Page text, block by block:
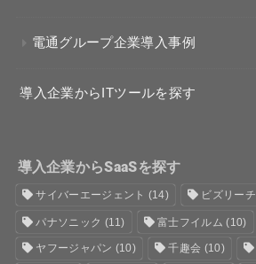
電通グループ企業導入事例
導入企業からITツールを探す
導入企業からSaaSを探す
サイバーエージェント (14) ビズリーチ
パナソニック (11) 富士フイルム (10)
ヤフージャパン (10) 千趣会 (10)